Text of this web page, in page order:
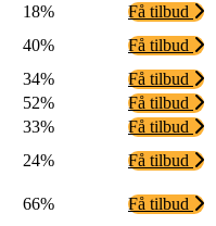
18%
Få tilbud
40%
Få tilbud
34%
Få tilbud
52%
Få tilbud
33%
Få tilbud
24%
Få tilbud
66%
Få tilbud